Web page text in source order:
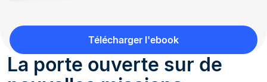
Télécharger l'ebook
La porte ouverte sur de